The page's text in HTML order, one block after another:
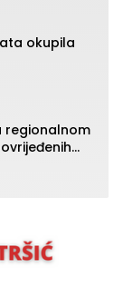
okupila
regionalnom